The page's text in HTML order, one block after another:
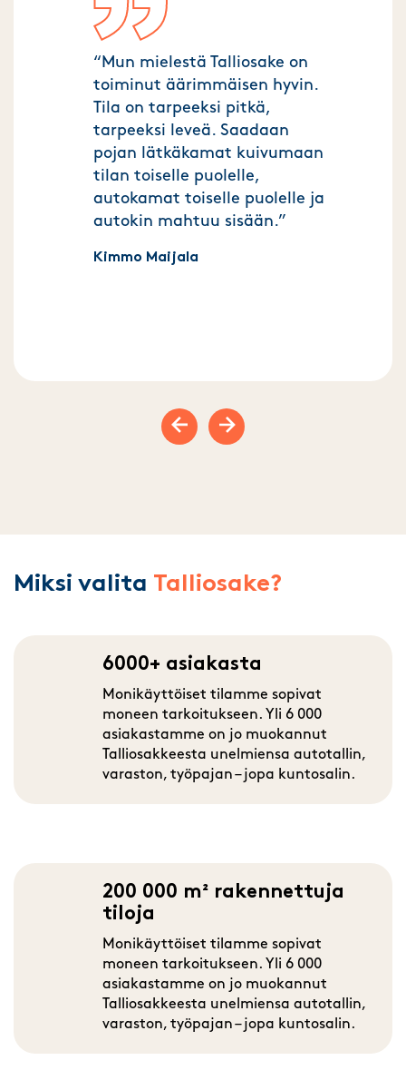
“Mun mielestä Talliosake on
toiminut äärimmäisen hyvin.
Tila on tarpeeksi pitkä,
tarpeeksi leveä. Saadaan
pojan lätkäkamat kuivumaan
tilan toiselle puolelle,
autokamat toiselle puolelle ja
autokin mahtuu sisään.”
Kimmo Maijala
Previous slide
Next slide
Miksi valita Talliosake?
6000+ asiakasta
Monikäyttöiset tilamme sopivat
moneen tarkoitukseen. Yli 6 000
asiakastamme on jo muokannut
Talliosakkeesta unelmiensa autotallin,
varaston, työpajan – jopa kuntosalin.
200 000 m² rakennettuja
tiloja
Monikäyttöiset tilamme sopivat
moneen tarkoitukseen. Yli 6 000
asiakastamme on jo muokannut
Talliosakkeesta unelmiensa autotallin,
varaston, työpajan – jopa kuntosalin.